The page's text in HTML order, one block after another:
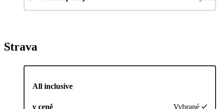
Strava
All inclusive
v ceně Vybrané